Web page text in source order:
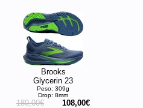
Brooks
Glycerin 23
Peso: 309g
Drop: 8mm
180,00€ 108,00€